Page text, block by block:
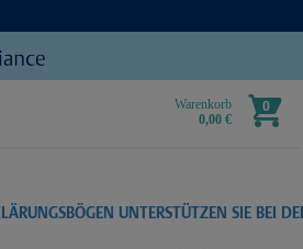
Warenkorb
0,00 €
0
UNTERSTÜTZEN SIE BEI